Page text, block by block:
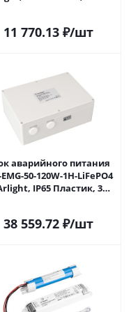
11 770.13₽/шт
аварийного питания
EMG-50-120W-1H-LiFePO4
IP65 Пластик, 3
38 559.72₽/шт